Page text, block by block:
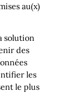
au(x)
solution
des
les
le plus